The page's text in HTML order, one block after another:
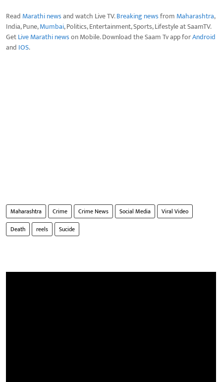
Read Marathi newsand watch Live TV.Breaking newsfrom Maharashtra,
India, Pune,Mumbai, Politics, Entertainment, Sports, Lifestyle at SaamTV.
GetLive Marathi newson Mobile. Download the Saam Tv app forAndroid
and IOS.
Maharashtra Crime Crime News Social Media
Viral Video
Death
reels Sucide